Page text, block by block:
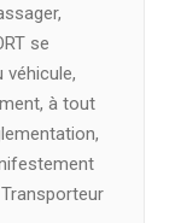
se
véhicule,
à tout